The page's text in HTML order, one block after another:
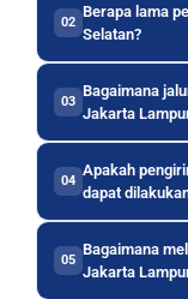
02
Berapa lama
Selatan?
03
Bagaimana
Jakarta
04
Apakah
dapat
05
Bagaimana
Jakarta